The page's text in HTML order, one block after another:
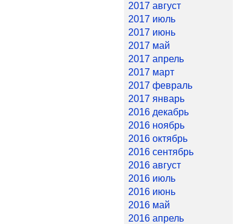
2017 август
2017 июль
2017 июнь
2017 май
2017 апрель
2017 март
2017 февраль
2017 январь
2016 декабрь
2016 ноябрь
2016 октябрь
2016 сентябрь
2016 август
2016 июль
2016 июнь
2016 май
2016 апрель